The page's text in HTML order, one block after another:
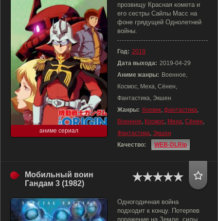
аниме сериал
прозвищу Красная комета и
его сестры Сайлы Масс на
фоне грядущей Однолетней
войны.
Год: 2019
Дата выхода: 2019-04-29
Аниме жанры: Военное,
Космос, Меха, Сёнен,
Фантастика, Экшен
Жанры: боевик, фантастика,
Военное, Космос, Меха, Сёнен,
Фантастика, Экшен
Качество:
WEB-DLRip
Мобильный воин
Гандам 3 (1982)
Одногодичная война
подходит к концу. Потерпев
поражение на Земле, силы